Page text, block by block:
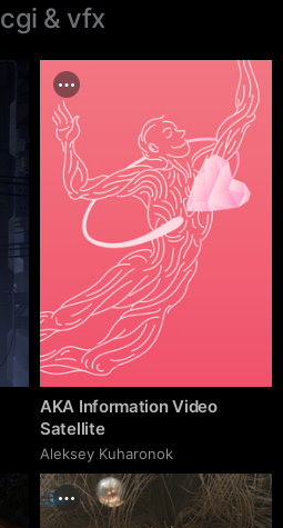
cgi & vfx
AKA Information Video
Satellite
Aleksey Kuharonok